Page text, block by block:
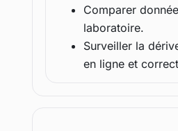
Comparer
laboratoire.
Surveiller la
en ligne et